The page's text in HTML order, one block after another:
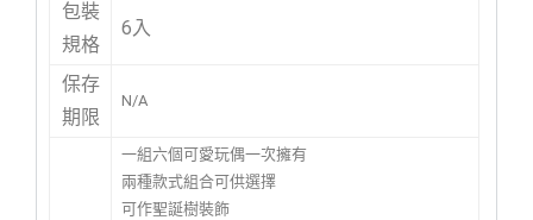
包裝
規格
6入
保存
期限
N/A
一組六個可愛玩偶一次擁有
兩種款式組合可供選擇
可作聖誕樹裝飾